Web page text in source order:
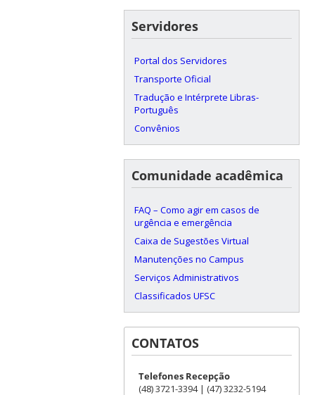
Servidores
Portal dos Servidores
Transporte Oficial
Tradução e Intérprete Libras-
Português
Convênios
Comunidade acadêmica
FAQ – Como agir em casos de
urgência e emergência
Caixa de Sugestões Virtual
Manutenções no Campus
Serviços Administrativos
Classificados UFSC
CONTATOS
Telefones Recepção
(48) 3721-3394 | (47) 3232-5194